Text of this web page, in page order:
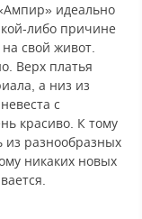
идеально
либо причине
свой живот.
Верх платья
а низ из
с
красиво. К тому
из разнообразных
никаких новых